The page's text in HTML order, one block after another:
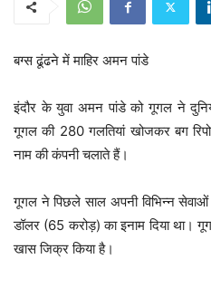
बग्स ढूंढने में माहिर अमन पांडे
इंदौर के युवा अमन पांडे को गूगल ने
गूगल की 280 गलतियां खोजकर बग
नाम की कंपनी चलाते हैं।
गूगल ने पिछले साल अपनी विभिन्न सेवाओं
डॉलर (65 करोड़) का इनाम दिया था।
खास जिक्र किया है।